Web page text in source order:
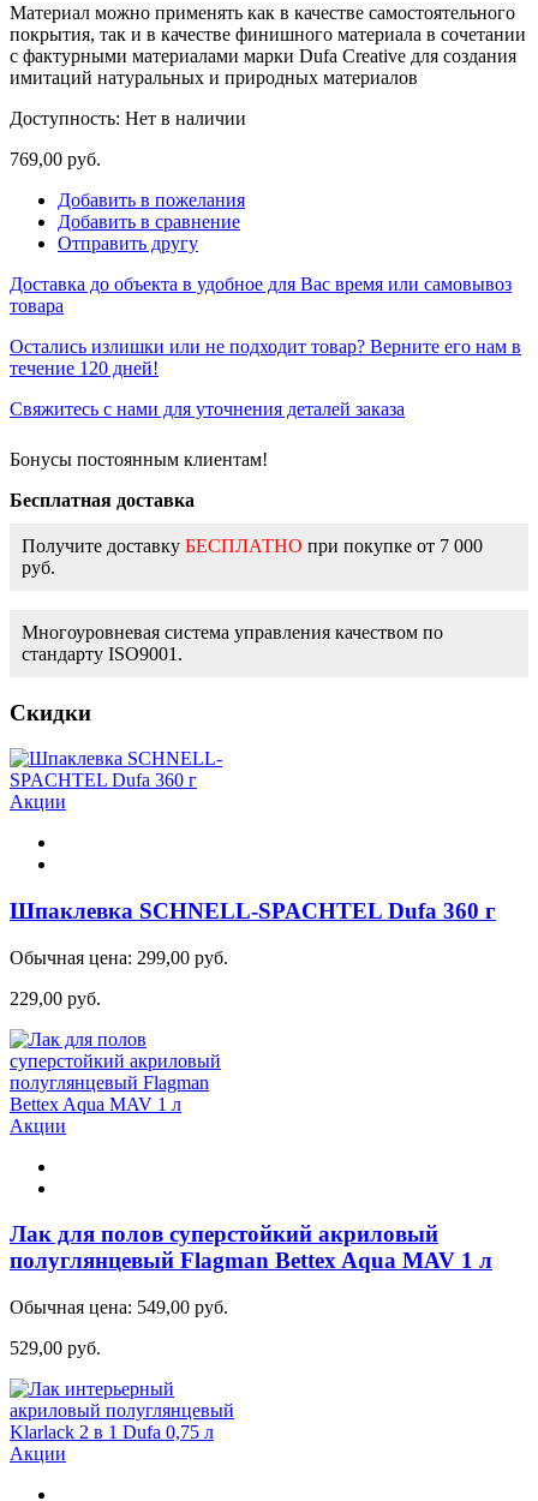
Материал можно применять как в качестве самостоятельного
покрытия, так и в качестве финишного материала в сочетании
с фактурными материалами марки Dufa Creative для создания
имитаций натуральных и природных материалов
Доступность: Нет в наличии
769,00 руб.
Добавить в пожелания
Добавить в сравнение
Отправить другу
Доставка до объекта в удобное для Вас время или самовывоз
товара
Остались излишки или не подходит товар? Верните его нам в
течение 120 дней!
Свяжитесь с нами для уточнения деталей заказа
Бонусы постоянным клиентам!
Бесплатная доставка
Получите доставку БЕСПЛАТНО при покупке от 7 000
руб.
Многоуровневая система управления качеством по
стандарту ISO9001.
Скидки
Акции
Шпаклевка SCHNELL-SPACHTEL Dufa 360 г
Обычная цена: 299,00 руб.
229,00 руб.
Акции
Лак для полов суперстойкий акриловый
полуглянцевый Flagman Bettex Aqua MAV 1 л
Обычная цена: 549,00 руб.
529,00 руб.
Акции